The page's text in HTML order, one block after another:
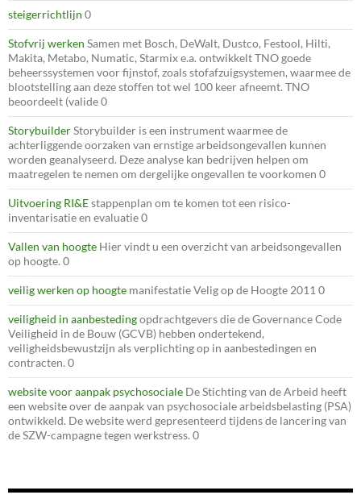
steigerrichtlijn 0
Stofvrij werken Samen met Bosch, DeWalt, Dustco, Festool, Hilti,
Makita, Metabo, Numatic, Starmix e.a. ontwikkelt TNO goede
beheerssystemen voor fijnstof, zoals stofafzuigsystemen, waarmee de
blootstelling aan deze stoffen tot wel 100 keer afneemt. TNO
beoordeelt (valide 0
StorybuilderStorybuilder is een instrument waarmee de
achterliggende oorzaken van ernstige arbeidsongevallen kunnen
worden geanalyseerd. Deze analyse kan bedrijven helpen om
maatregelen te nemen om dergelijke ongevallen te voorkomen 0
Uitvoering RI&Estappenplan om te komen tot een risico-
inventarisatie en evaluatie 0
Vallen van hoogte Hier vindt u een overzicht van arbeidsongevallen
op hoogte. 0
veilig werken op hoogte manifestatie Velig op de Hoogte 2011 0
veiligheid in aanbestedingopdrachtgevers die de Governance Code
Veiligheid in de Bouw (GCVB) hebben ondertekend,
veiligheidsbewustzijn als verplichting op in aanbestedingen en
contracten. 0
website voor aanpak psychosociale De Stichting van de Arbeid heeft
een website over de aanpak van psychosociale arbeidsbelasting (PSA)
ontwikkeld. De website werd gepresenteerd tijdens de lancering van
de SZW-campagne tegen werkstress. 0